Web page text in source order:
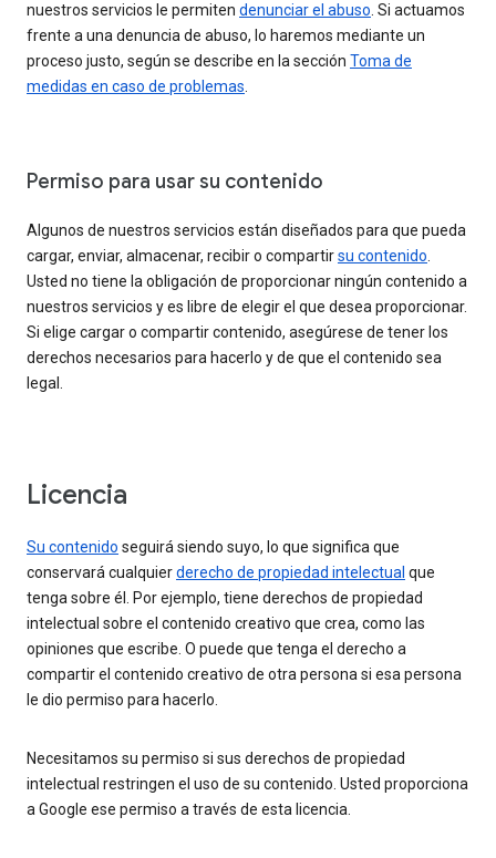
nuestros servicios le permiten denunciar el abuso. Si actuamos
frente a una denuncia de abuso, lo haremos mediante un
proceso justo, según se describe en la sección Toma de
medidas en caso de problemas.
Permiso para usar su contenido
Algunos de nuestros servicios están diseñados para que pueda
cargar, enviar, almacenar, recibir o compartirsu contenido.
Usted no tiene la obligación de proporcionar ningún contenido a
nuestros servicios y es libre de elegir el que desea proporcionar.
Si elige cargar o compartir contenido, asegúrese de tener los
derechos necesarios para hacerlo y de que el contenido sea
legal.
Licencia
Su contenido seguirá siendo suyo, lo que significa que
conservará cualquierderecho de propiedad intelectual que
tenga sobre él. Por ejemplo, tiene derechos de propiedad
intelectual sobre el contenido creativo que crea, como las
opiniones que escribe. O puede que tenga el derecho a
compartir el contenido creativo de otra persona si esa persona
le dio permiso para hacerlo.
Necesitamos su permiso si sus derechos de propiedad
intelectual restringen el uso de su contenido. Usted proporciona
a Google ese permiso a través de esta licencia.